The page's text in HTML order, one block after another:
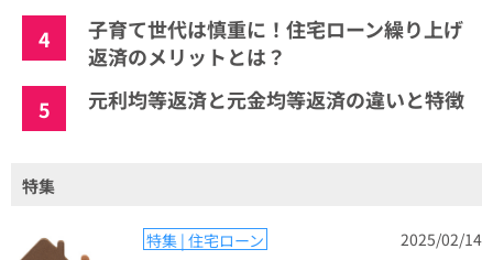
4
子育て世代は慎重に！住宅ローン繰り上げ
返済のメリットとは？
5
元利均等返済と元金均等返済の違いと特徴
特集
特集 | 住宅ローン
2025/02/14